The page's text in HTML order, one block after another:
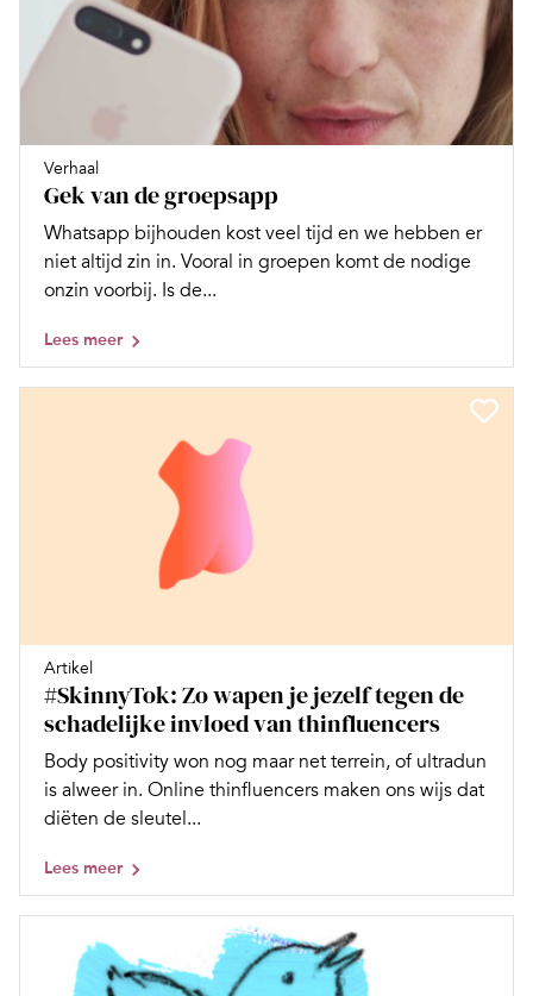
Verhaal
Gek van de groepsapp
Whatsapp bijhouden kost veel tijd en we hebben er
niet altijd zin in. Vooral in groepen komt de nodige
onzin voorbij. Is de...
Lees meer
Artikel
#SkinnyTok: Zo wapen je jezelf tegen de
schadelijke invloed van thinfluencers
Body positivity won nog maar net terrein, of ultradun
is alweer in. Online thinfluencers maken ons wijs dat
diëten de sleutel...
Lees meer